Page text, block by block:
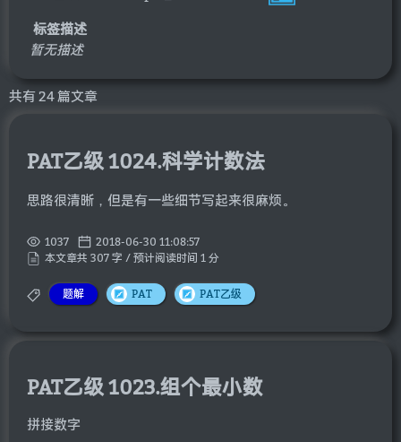
标签描述
暂无描述
共有 24 篇文章
PAT乙级 1024.科学计数法
思路很清晰，但是有一些细节写起来很麻烦。
1037
2018-06-30 11:08:57
本文章共 307 字 / 预计阅读时间 1 分
题解 PAT PAT乙级
PAT乙级 1023.组个最小数
拼接数字